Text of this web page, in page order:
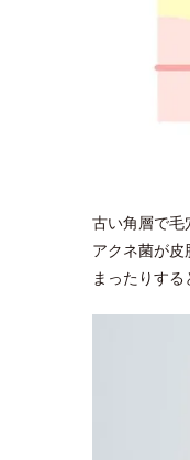
古い角層で毛
アクネ菌が
まったりする